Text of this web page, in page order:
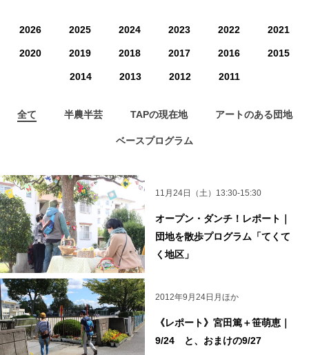
2026 2025 2024 2023 2022 2021
2020 2019 2018 2017 2016 2015
2014 2013 2012 2011
全て 半農半芸 TAPの現在地 アートのある団地
ベースプログラム
11月24日（土）13:30-15:30
オープン・ダンチ！レポート｜
団地を散歩プログラム「てくて
く地区」
2012年9月24日月ほか
《レポート》宮田篤＋笹萌恵｜
9/24 と、おまけの9/27